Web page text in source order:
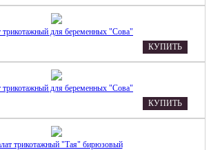
трикотажный для беременных "Сова"
КУПИТЬ
трикотажный для беременных "Сова"
КУПИТЬ
трикотажный "Тая" бирюзовый